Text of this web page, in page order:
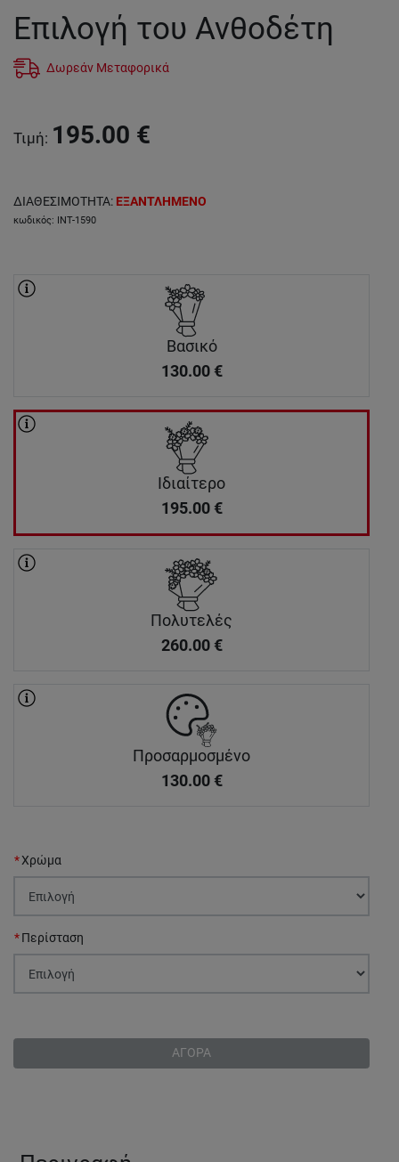
Επιλογή του Ανθοδέτη
Δωρεάν Μεταφορικά
Τιμή: 195.00 €
ΔΙΑΘΕΣΙΜΟΤΗΤΑ: ΕΞΑΝΤΛΗΜΕΝΟ
κωδικός: INT-1590
Βασικό
130.00 €
Ιδιαίτερο
195.00 €
Πολυτελές
260.00 €
Προσαρμοσμένο
130.00 €
Χρώμα
Περίσταση
ΑΓΟΡΑ